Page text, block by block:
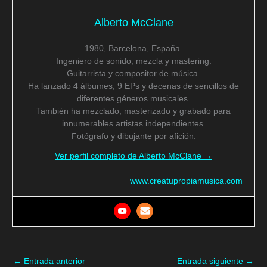
Alberto McClane
1980, Barcelona, España.
Ingeniero de sonido, mezcla y mastering.
Guitarrista y compositor de música.
Ha lanzado 4 álbumes, 9 EPs y decenas de sencillos de
diferentes géneros musicales.
También ha mezclado, masterizado y grabado para
innumerables artistas independientes.
Fotógrafo y dibujante por afición.
Ver perfil completo de Alberto McClane →
www.creatupropiamusica.com
← Entrada anterior Entrada siguiente →